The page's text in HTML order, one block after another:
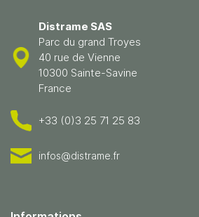
Distrame SAS
Parc du grand Troyes
40 rue de Vienne
10300 Sainte-Savine
France
+33 (0)3 25 71 25 83
infos@distrame.fr